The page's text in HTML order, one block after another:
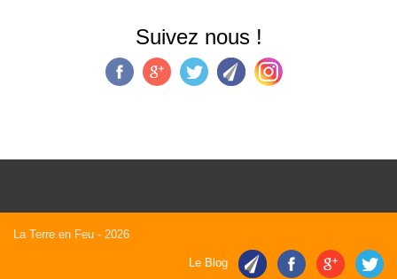
Suivez nous !
La Terre en Feu - 2026
Le Blog